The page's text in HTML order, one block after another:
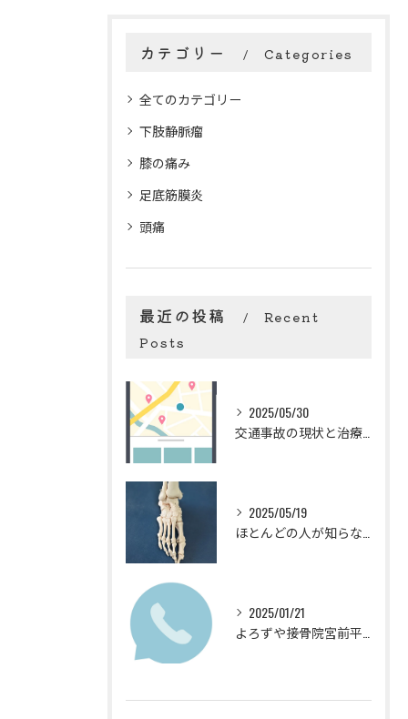
カテゴリー Categories
全てのカテゴリー
下肢静脈瘤
膝の痛み
足底筋膜炎
頭痛
最近の投稿
Recent
Posts
2025/05/30
2025/05/19
2025/01/21